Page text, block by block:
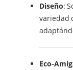
Diseño:
variedad
Eco-